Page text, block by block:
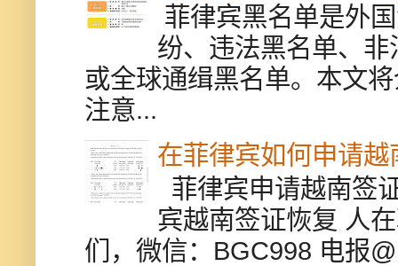
菲律宾黑名单是外
纷、违法黑名单、
或全球通缉黑名单。本文
注意...
在菲律宾如何申请越
菲律宾申请越南签
宾越南签证恢复 人
们，微信：BGC998 电报